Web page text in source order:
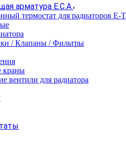
арматура E.C.A
термостат для радиаторов E-
/ Клапаны / Фильтры
краны
вентили для радиатора